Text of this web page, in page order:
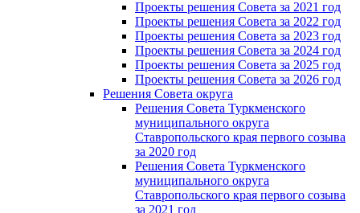
Проекты решения Совета за 2021 год
Проекты решения Совета за 2022 год
Проекты решения Cовета за 2023 год
Проекты решения Совета за 2024 год
Проекты решения Совета за 2025 год
Проекты решения Совета за 2026 год
Решения Совета округа
Решения Совета Туркменского
муниципального округа
Ставропольского края первого созыва
за 2020 год
Решения Совета Туркменского
муниципального округа
Ставропольского края первого созыва
за 2021 год